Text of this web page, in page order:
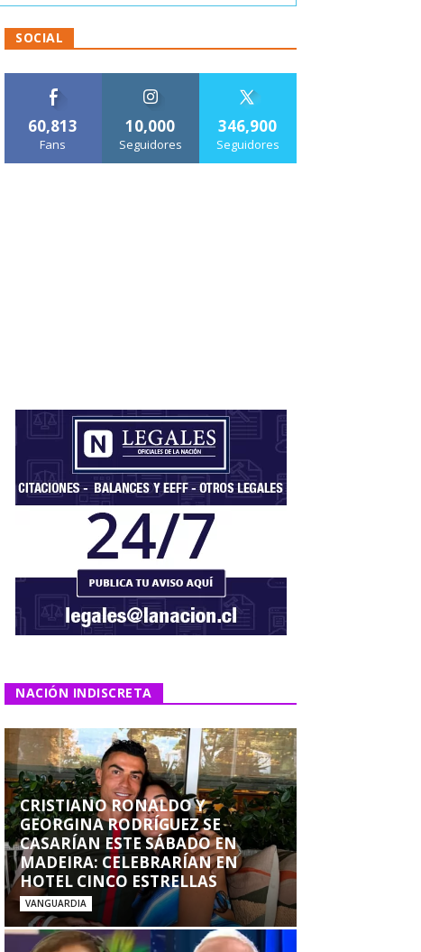
SOCIAL
60,813
Fans
10,000
Seguidores
346,900
Seguidores
NACIÓN INDISCRETA
CRISTIANO RONALDO Y
GEORGINA RODRÍGUEZ SE
CASARÍAN ESTE SÁBADO EN
MADEIRA: CELEBRARÍAN EN
HOTEL CINCO ESTRELLAS
VANGUARDIA